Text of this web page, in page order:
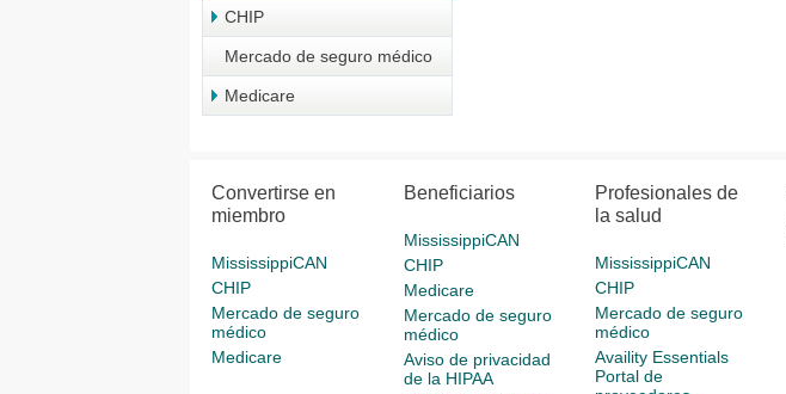
CHIP
Mercado de seguro médico
Medicare
Convertirse en
miembro
MississippiCAN
CHIP
Mercado de seguro
médico
Medicare
Beneficiarios
MississippiCAN
CHIP
Medicare
Mercado de seguro
médico
Aviso de privacidad
de la HIPAA
Profesionales de
la salud
MississippiCAN
CHIP
Mercado de seguro
médico
Availity Essentials
Portal de